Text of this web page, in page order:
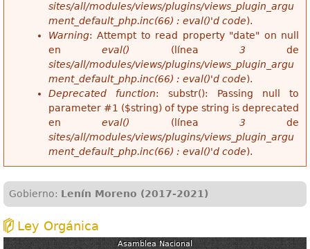
sites/all/modules/views/plugins/views_plugin_argu
ment_default_php.inc(66) : eval()'d code).
Warning: Attempt to read property "date" on null
eneval() (línea 3 de
sites/all/modules/views/plugins/views_plugin_argu
ment_default_php.inc(66) : eval()'d code).
Deprecated function: substr(): Passing null to
parameter #1 ($string) of type string is deprecated
eneval() (línea 3 de
sites/all/modules/views/plugins/views_plugin_argu
ment_default_php.inc(66) : eval()'d code).
Gobierno: Lenín Moreno (2017-2021)
Ley Orgánica
Asamblea Nacional